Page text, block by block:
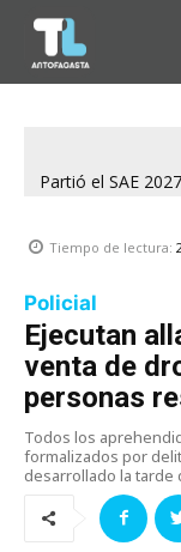
Partió el SAE
Tiempo de lectura:
Policial
Ejecutan
venta de
personas
Todos los
formalizados por
desarrollado la tarde